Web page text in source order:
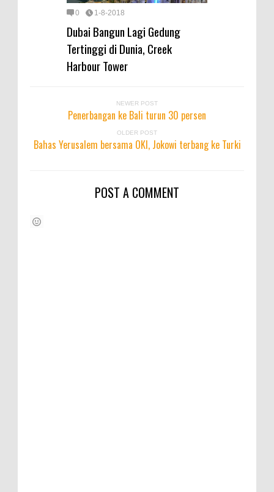
0 1-8-2018
Dubai Bangun Lagi Gedung
Tertinggi di Dunia, Creek
Harbour Tower
NEWER POST
Penerbangan ke Bali turun 30 persen
OLDER POST
Bahas Yerusalem bersama OKI, Jokowi terbang ke Turki
POST A COMMENT